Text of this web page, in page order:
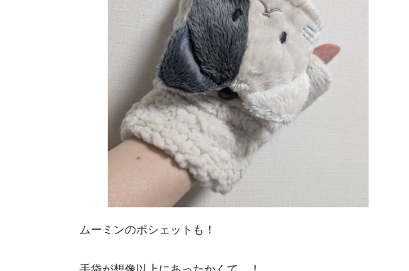
ムーミンのポシェットも！